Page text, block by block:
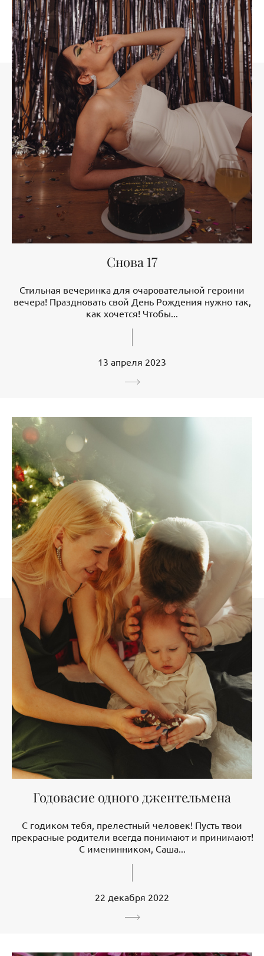
Снова 17
Стильная вечеринка для очаровательной героини
вечера! Праздновать свой День Рождения нужно так,
как хочется! Чтобы...
13 апреля 2023
Годовасие одного джентельмена
С годиком тебя, прелестный человек! Пусть твои
прекрасные родители всегда понимают и принимают!
С именинником, Саша...
22 декабря 2022